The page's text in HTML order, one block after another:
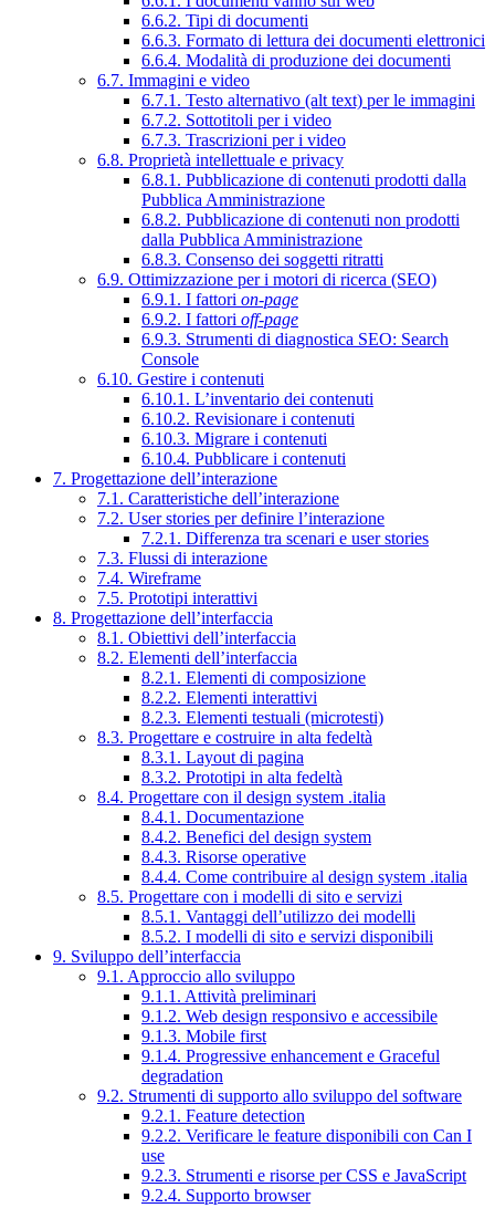
6.6.2. Tipi di documenti
6.6.3. Formato di lettura dei documenti elettronici
6.6.4. Modalità di produzione dei documenti
6.7. Immagini e video
6.7.1. Testo alternativo (alt text) per le immagini
6.7.2. Sottotitoli per i video
6.7.3. Trascrizioni per i video
6.8. Proprietà intellettuale e privacy
6.8.1. Pubblicazione di contenuti prodotti dalla
Pubblica Amministrazione
6.8.2. Pubblicazione di contenuti non prodotti
dalla Pubblica Amministrazione
6.8.3. Consenso dei soggetti ritratti
6.9. Ottimizzazione per i motori di ricerca (SEO)
6.9.1. I fattori on-page
6.9.2. I fattori off-page
6.9.3. Strumenti di diagnostica SEO: Search
Console
6.10. Gestire i contenuti
6.10.1. L’inventario dei contenuti
6.10.2. Revisionare i contenuti
6.10.3. Migrare i contenuti
6.10.4. Pubblicare i contenuti
7. Progettazione dell’interazione
7.1. Caratteristiche dell’interazione
7.2. User stories per definire l’interazione
7.2.1. Differenza tra scenari e user stories
7.3. Flussi di interazione
7.4. Wireframe
7.5. Prototipi interattivi
8. Progettazione dell’interfaccia
8.1. Obiettivi dell’interfaccia
8.2. Elementi dell’interfaccia
8.2.1. Elementi di composizione
8.2.2. Elementi interattivi
8.2.3. Elementi testuali (microtesti)
8.3. Progettare e costruire in alta fedeltà
8.3.1. Layout di pagina
8.3.2. Prototipi in alta fedeltà
8.4. Progettare con il design system .italia
8.4.1. Documentazione
8.4.2. Benefici del design system
8.4.3. Risorse operative
8.4.4. Come contribuire al design system .italia
8.5. Progettare con i modelli di sito e servizi
8.5.1. Vantaggi dell’utilizzo dei modelli
8.5.2. I modelli di sito e servizi disponibili
9. Sviluppo dell’interfaccia
9.1. Approccio allo sviluppo
9.1.1. Attività preliminari
9.1.2. Web design responsivo e accessibile
9.1.3. Mobile first
9.1.4. Progressive enhancement e Graceful
degradation
9.2. Strumenti di supporto allo sviluppo del software
9.2.1. Feature detection
9.2.2. Verificare le feature disponibili con Can I
use
9.2.3. Strumenti e risorse per CSS e JavaScript
9.2.4. Supporto browser